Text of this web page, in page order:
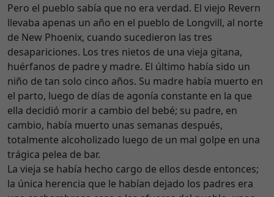
Pero el pueblo sabía que no era verdad. El viejo Revern
llevaba apenas un año en el pueblo de Longvill, al norte
de New Phoenix, cuando sucedieron las tres
desapariciones. Los tres nietos de una vieja gitana,
huérfanos de padre y madre. El último había sido un
niño de tan solo cinco años. Su madre había muerto en
el parto, luego de días de agonía constante en la que
ella decidió morir a cambio del bebé; su padre, en
cambio, había muerto unas semanas después,
totalmente alcoholizado luego de un mal golpe en una
trágica pelea de bar.
La vieja se había hecho cargo de ellos desde entonces;
la única herencia que le habían dejado los padres era